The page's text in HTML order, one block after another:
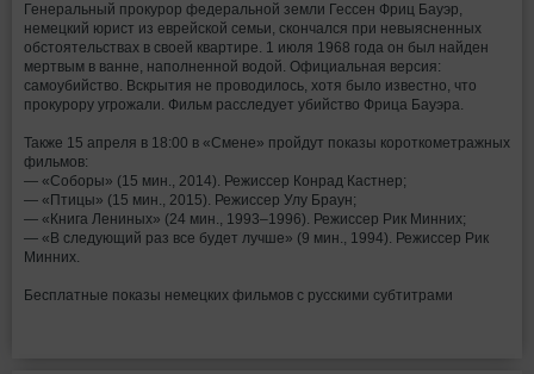
Генеральный прокурор федеральной земли Гессен Фриц Бауэр,
немецкий юрист из еврейской семьи, скончался при невыясненных
обстоятельствах в своей квартире. 1 июля 1968 года он был найден
мертвым в ванне, наполненной водой. Официальная версия:
самоубийство. Вскрытия не проводилось, хотя было известно, что
прокурору угрожали. Фильм расследует убийство Фрица Бауэра.
Также 15 апреля в 18:00 в «Смене» пройдут показы короткометражных
фильмов:
— «Соборы» (15 мин., 2014). Режиссер Конрад Кастнер;
— «Птицы» (15 мин., 2015). Режиссер Улу Браун;
— «Книга Лениных» (24 мин., 1993–1996). Режиссер Рик Минних;
— «В следующий раз все будет лучше» (9 мин., 1994). Режиссер Рик
Минних.
Бесплатные показы немецких фильмов с русскими субтитрами